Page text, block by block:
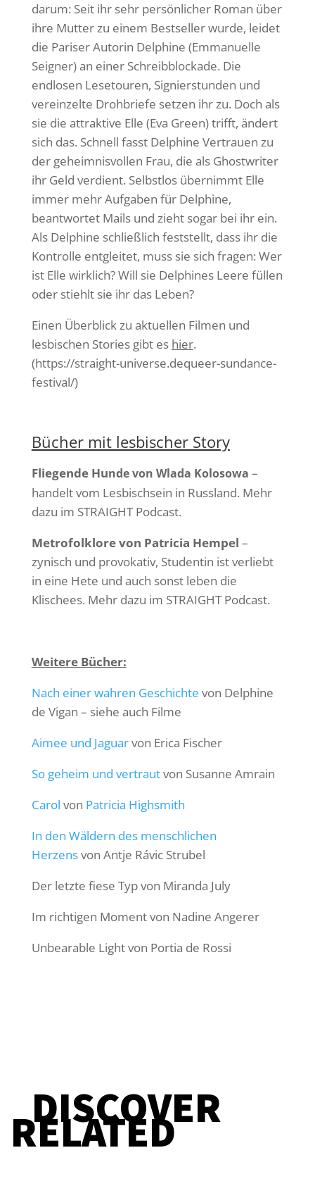
darum: Seit ihr sehr persönlicher Roman über
ihre Mutter zu einem Bestseller wurde, leidet
die Pariser Autorin Delphine (Emmanuelle
Seigner) an einer Schreibblockade. Die
endlosen Lesetouren, Signierstunden und
vereinzelte Drohbriefe setzen ihr zu. Doch als
sie die attraktive Elle (Eva Green) trifft, ändert
sich das. Schnell fasst Delphine Vertrauen zu
der geheimnisvollen Frau, die als Ghostwriter
ihr Geld verdient. Selbstlos übernimmt Elle
immer mehr Aufgaben für Delphine,
beantwortet Mails und zieht sogar bei ihr ein.
Als Delphine schließlich feststellt, dass ihr die
Kontrolle entgleitet, muss sie sich fragen: Wer
ist Elle wirklich? Will sie Delphines Leere füllen
oder stiehlt sie ihr das Leben?
Einen Überblick zu aktuellen Filmen und
lesbischen Stories gibt es hier.
(https://straight-universe.dequeer-sundance-
festival/)
Bücher mit lesbischer Story
Fliegende Hunde von Wlada Kolosowa –
handelt vom Lesbischsein in Russland. Mehr
dazu im STRAIGHT Podcast.
Metrofolklore von Patricia Hempel –
zynisch und provokativ, Studentin ist verliebt
in eine Hete und auch sonst leben die
Klischees. Mehr dazu im STRAIGHT Podcast.
Weitere Bücher:
Nach einer wahren Geschichte von Delphine
de Vigan – siehe auch Filme
Aimee und Jaguarvon Erica Fischer
So geheim und vertrautvon Susanne Amrain
Carol von Patricia Highsmith
In den Wäldern des menschlichen
Herzensvon Antje Rávic Strubel
Der letzte fiese Typ von Miranda July
Im richtigen Moment von Nadine Angerer
Unbearable Light von Portia de Rossi
DISCOVER
RELATED